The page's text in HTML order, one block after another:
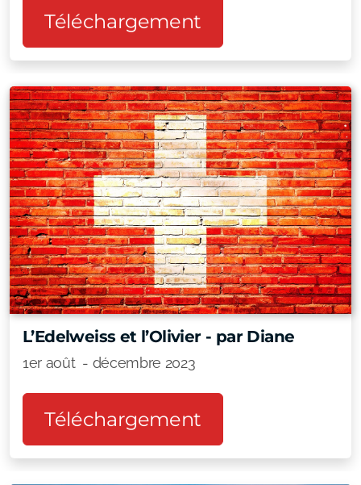
Téléchargement
L’Edelweiss et l’Olivier - par Diane
1er août - décembre 2023
Téléchargement